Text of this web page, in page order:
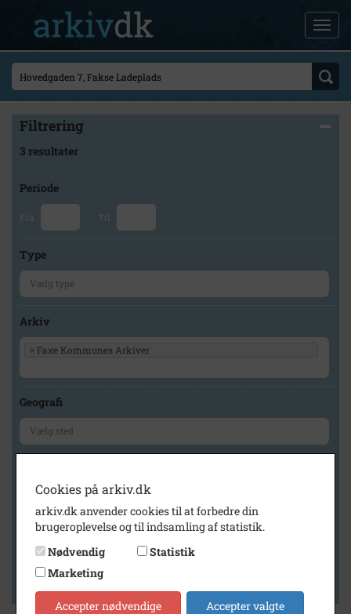
Filtrering
3 resultater
Periode
Fra Til
Type
Arkiv
× Faxe Kommunes Arkiver
Geografi
Vis kun med billeder
Vis kun med filmklip
Vis kun med kilder
Cookies på arkiv.dk
arkiv.dk anvender cookies til at forbedre din
brugeroplevelse og til indsamling af statistik.
Nødvendig
Statistik
Marketing
Accepter nødvendige Accepter valgte